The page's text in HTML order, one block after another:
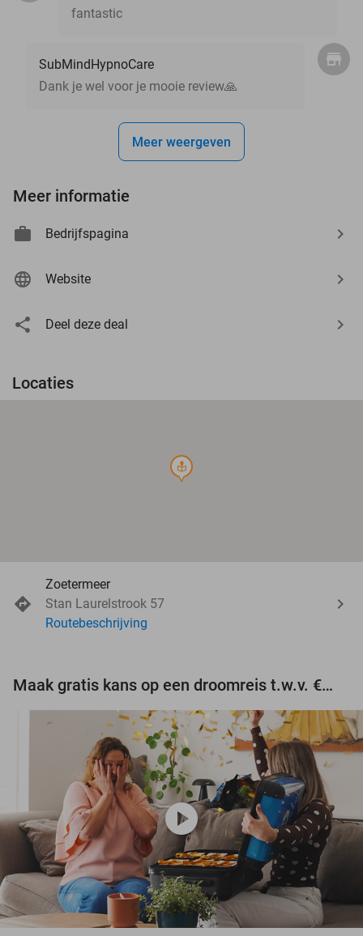
fantastic
SubMindHypnoCare
Dank je wel voor je mooie review🙏
Meer weergeven
Meer informatie
Bedrijfspagina
Website
Deel deze deal
Locaties
course
Zoetermeer
Stan Laurelstrook 57
Routebeschrijving
Maak gratis kans op een droomreis t.w.v. €3.000!
play_circle